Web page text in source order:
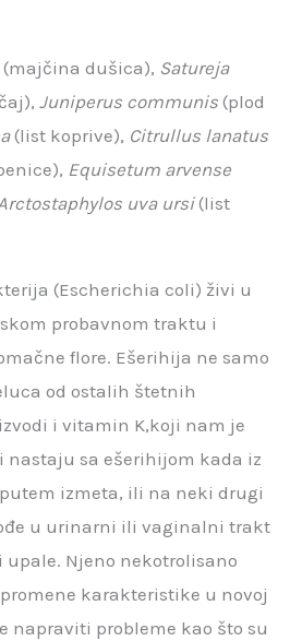
(majčina dušica), Satureja
Juniperus communis(plod
(list koprive), Citrullus lanatus
Equisetum arvense
uva ursi(list
(Escherichia coli) živi u
probavnom traktu i
flore. Ešerihija ne samo
od ostalih štetnih
i vitamin K,koji nam je
nastaju sa ešerihijom kada iz
izmeta, ili na neki drugi
u urinarni ili vaginalni trakt
upale. Njeno nekotrolisano
karakteristike u novoj
napraviti probleme kao što su